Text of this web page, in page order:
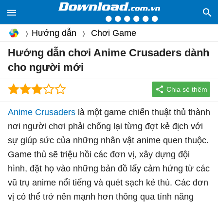
Hướng dẫn Chơi Game
Hướng dẫn chơi Anime Crusaders dành
cho người mới
Anime Crusaders là một game chiến thuật thủ thành
nơi người chơi phải chống lại từng đợt kẻ địch với
sự giúp sức của những nhân vật anime quen thuộc.
Game thủ sẽ triệu hồi các đơn vị, xây dựng đội
hình, đặt họ vào những bản đồ lấy cảm hứng từ các
vũ trụ anime nổi tiếng và quét sạch kẻ thù. Các đơn
vị có thể trở nên mạnh hơn thông qua tính năng